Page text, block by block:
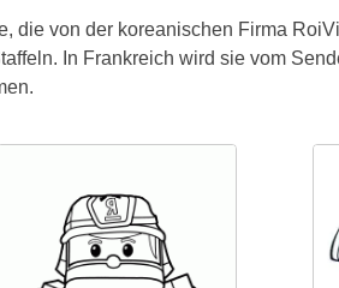
die von der koreanischen Firma
In Frankreich wird sie vom